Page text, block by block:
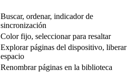
Buscar, ordenar, indicador de
sincronización
Color fijo, seleccionar para resaltar
Explorar páginas del dispositivo, liberar
espacio
Renombrar páginas en la biblioteca